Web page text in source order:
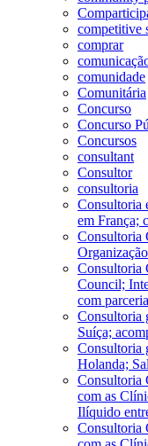
competitive
comprar
comunidade
Comunitária
Concurso
Concurso
Concursos
consultant
Consultor
consultoria
Consultoria
em França;
Consultoria
Consultoria
Council;
com
Consultoria
Suíça;
Consultoria
Holanda;
Consultoria
com as
Ilíquido
Consultoria